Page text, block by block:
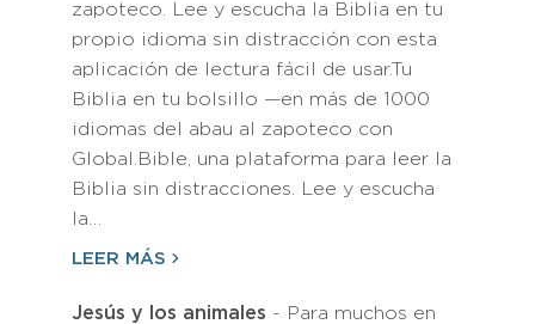
zapoteco. Lee y escucha la Biblia en tu
propio idioma sin distracción con esta
aplicación de lectura fácil de usar.Tu
Biblia en tu bolsillo —en más de 1000
idiomas del abau al zapoteco con
Global.Bible, una plataforma para leer la
Biblia sin distracciones. Lee y escucha
la…
LEER MÁS
Jesús y los animales - Para muchos en